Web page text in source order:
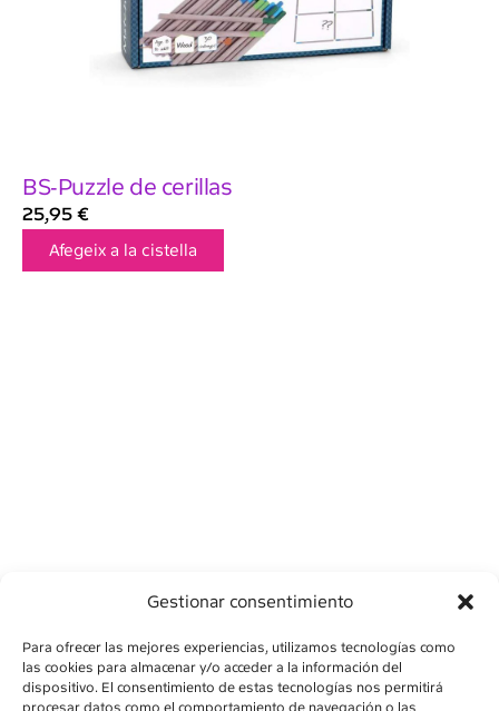
Gestionar consentimiento
Para ofrecer las mejores experiencias, utilizamos tecnologías como
las cookies para almacenar y/o acceder a la información del
dispositivo. El consentimiento de estas tecnologías nos permitirá
procesar datos como el comportamiento de navegación o las
BS-Puzzle de cerillas
25,95 €
Afegeix a la cistella